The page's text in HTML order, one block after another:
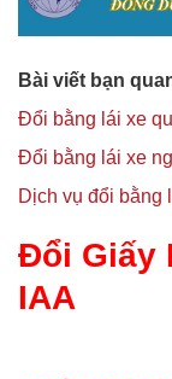
Bài viết bạn
Đổi bằng lái xe
Đổi bằng lái xe
Dịch vụ đổi bằng
Đổi Giấy
IAA